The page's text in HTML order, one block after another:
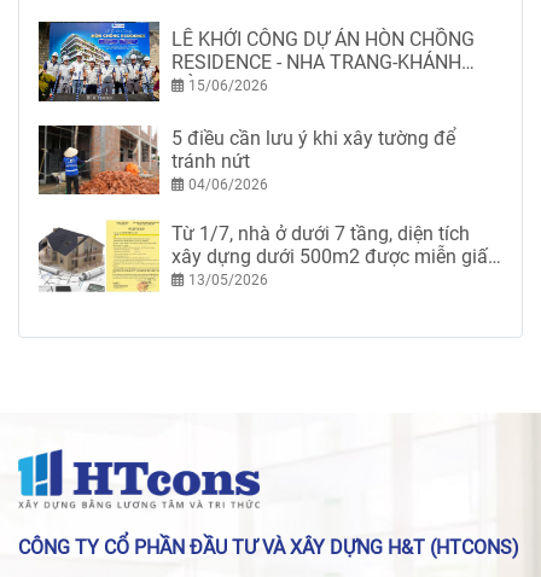
LỄ KHỞI CÔNG DỰ ÁN HÒN CHỒNG
RESIDENCE - NHA TRANG-KHÁNH
HÒA15/06/2026
5 điều cần lưu ý khi xây tường để
tránh nứt
04/06/2026
Từ 1/7, nhà ở dưới 7 tầng, diện tích
xây dựng dưới 500m2 được miễn giấy
phép xây dựng
13/05/2026
CÔNG TY CỔ PHẦN ĐẦU TƯ VÀ XÂY DỰNG H&T (HTCONS)